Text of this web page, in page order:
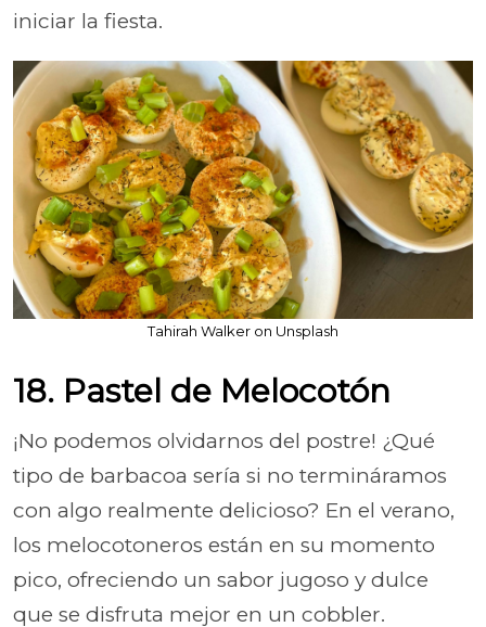
iniciar la fiesta.
Tahirah Walker on Unsplash
18. Pastel de Melocotón
¡No podemos olvidarnos del postre! ¿Qué
tipo de barbacoa sería si no termináramos
con algo realmente delicioso? En el verano,
los melocotoneros están en su momento
pico, ofreciendo un sabor jugoso y dulce
que se disfruta mejor en un cobbler.